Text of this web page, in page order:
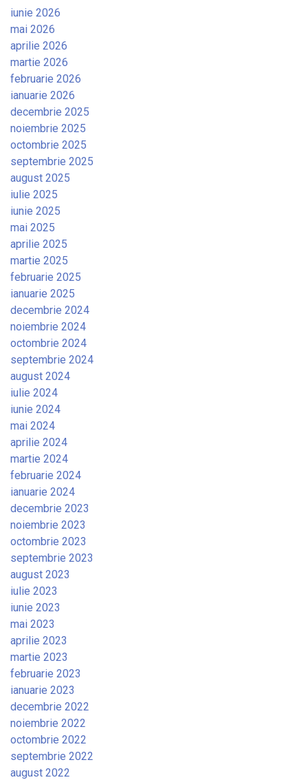
iunie 2026
mai 2026
aprilie 2026
martie 2026
februarie 2026
ianuarie 2026
decembrie 2025
noiembrie 2025
octombrie 2025
septembrie 2025
august 2025
iulie 2025
iunie 2025
mai 2025
aprilie 2025
martie 2025
februarie 2025
ianuarie 2025
decembrie 2024
noiembrie 2024
octombrie 2024
septembrie 2024
august 2024
iulie 2024
iunie 2024
mai 2024
aprilie 2024
martie 2024
februarie 2024
ianuarie 2024
decembrie 2023
noiembrie 2023
octombrie 2023
septembrie 2023
august 2023
iulie 2023
iunie 2023
mai 2023
aprilie 2023
martie 2023
februarie 2023
ianuarie 2023
decembrie 2022
noiembrie 2022
octombrie 2022
septembrie 2022
august 2022